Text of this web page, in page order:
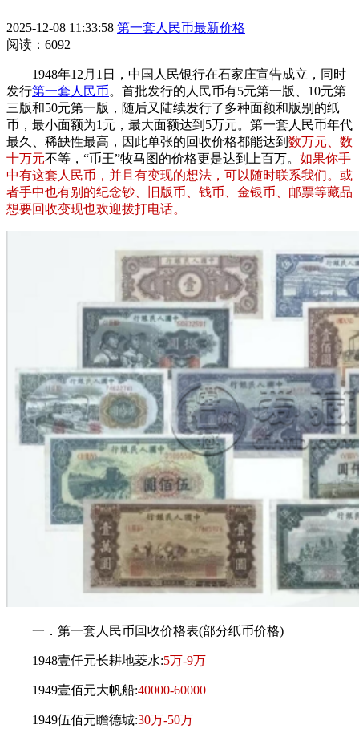
2025-12-08 11:33:58 第一套人民币最新价格
阅读：6092
1948年12月1日，中国人民银行在石家庄宣告成立，同时
发行第一套人民币。首批发行的人民币有5元第一版、10元第
三版和50元第一版，随后又陆续发行了多种面额和版别的纸
币，最小面额为1元，最大面额达到5万元。第一套人民币年代
最久、稀缺性最高，因此单张的回收价格都能达到 数万元、数
十万元不等，“币王”牧马图的价格更是达到上百万。 如果你手
中有这套人民币，并且有变现的想法，可以随时联系我们。或
者手中也有别的纪念钞、旧版币、钱币、金银币、邮票等藏品
想要回收变现也欢迎拨打电话。
一．第一套人民币回收价格表(部分纸币价格)
1948壹仟元长耕地菱水:5万-9万
1949壹佰元大帆船:40000-60000
1949伍佰元瞻德城:30万-50万